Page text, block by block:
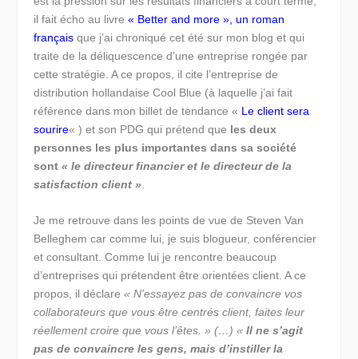
il fait écho au livre« Better and more », un roman
français que j’ai chroniqué cet été sur mon blog et qui
traite de la déliquescence d’une entreprise rongée par
cette stratégie. A ce propos, il cite l’entreprise de
distribution hollandaise Cool Blue (à laquelle j’ai fait
référence dans mon billet de tendance « Le client sera
sourire« ) et son PDG qui prétend que les deux
personnes les plus importantes dans sa société
sont« le directeur financier et le directeur de la
satisfaction client »
Je me retrouve dans les points de vue de Steven Van
Belleghem car comme lui, je suis blogueur, conférencier
et consultant. Comme lui je rencontre beaucoup
d’entreprises qui prétendent être orientées client. A ce
propos, il déclare« N’essayez pas de convaincre vos
collaborateurs que vous être centrés client, faites leur
réellement croire que vous l’êtes. » (…) «Il ne s’agit
pas de convaincre les gens, mais d’instiller la